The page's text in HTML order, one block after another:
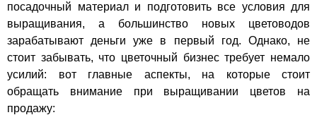
посадочный материал и подготовить все условия для
выращивания, а большинство новых цветоводов
зарабатывают деньги уже в первый год. Однако, не
стоит забывать, что цветочный бизнес требует немало
усилий: вот главные аспекты, на которые стоит
обращать внимание при выращивании цветов на
продажу: